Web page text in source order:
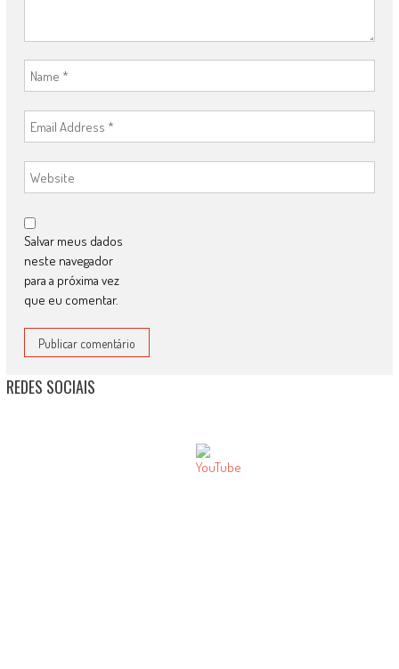
Salvar meus dados
neste navegador
para a próxima vez
que eu comentar.
REDES SOCIAIS